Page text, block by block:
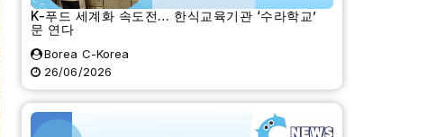
K-푸드 세계화 속도전… 한식교육기관 ‘수라학교’
문 연다
Borea C-Korea
26/06/2026